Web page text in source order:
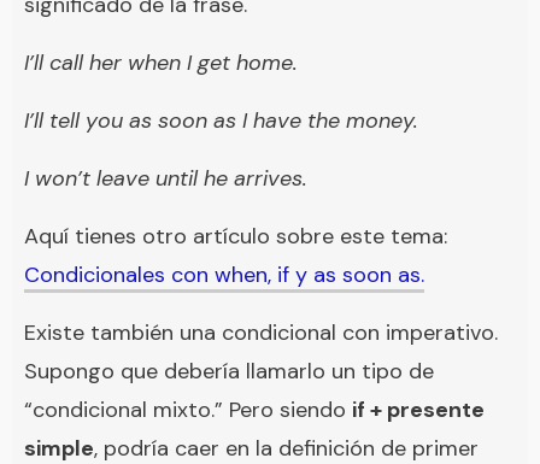
I’ll call her when I get home.
I’ll tell you as soon as I have the money.
I won’t leave until he arrives.
Aquí tienes otro artículo sobre este tema:
Condicionales con when, if y as soon as.
Existe también una condicional con imperativo.
Supongo que debería llamarlo un tipo de
“condicional mixto.” Pero siendo if + presente
simple, podría caer en la definición de primer